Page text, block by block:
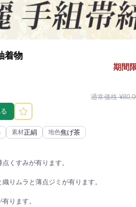
着物
期間
通常価格
素材正絹 地色焦げ茶
くすみが有ります。
りムラと薄点ジミが有ります。
ります。